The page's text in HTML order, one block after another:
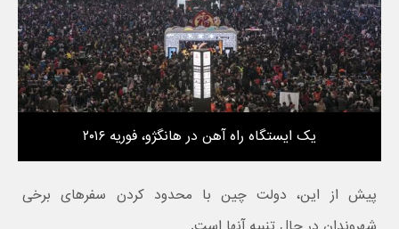
یک ایستگاه راه آهن در هانگژو، فوریه ۲۰۱۶
پیش از این، دولت چین با محدود کردن سفرهای برخی